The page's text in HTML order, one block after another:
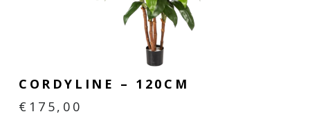
CORDYLINE – 120CM
€ 175,00